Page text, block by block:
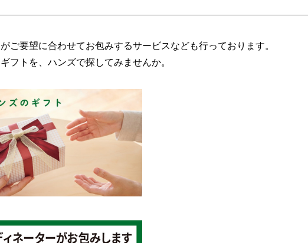
ご要望に合わせてお包みするサービスなども行っております。
フトを、ハンズで探してみませんか。